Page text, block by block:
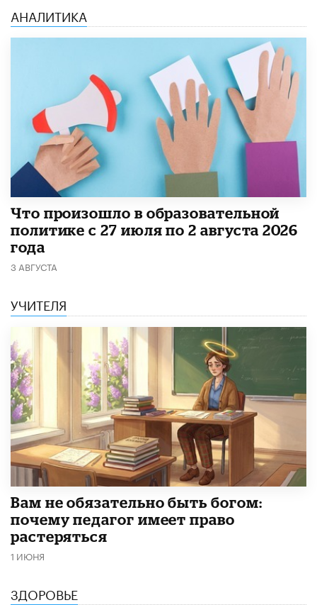
АНАЛИТИКА
​Что произошло в образовательной
политике с 27 июля по 2 августа 2026
года
3 АВГУСТА
УЧИТЕЛЯ
​Вам не обязательно быть богом:
почему педагог имеет право
растеряться
1 ИЮНЯ
ЗДОРОВЬЕ